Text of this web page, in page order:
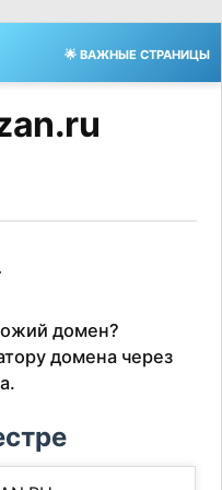
🌟 ВАЖНЫЕ СТРАНИЦЫ
домен?
домена через